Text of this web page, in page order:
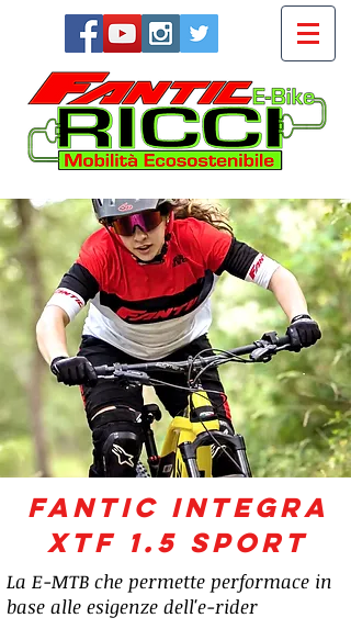
FANTIC INTEGRA
XTF 1.5 SPORT
La E-MTB che permette performace in
base alle esigenze dell'e-rider